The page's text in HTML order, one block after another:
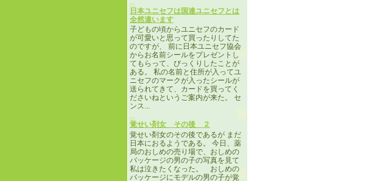
日本ユニセフは国連ユニセフとは
全然違います
子どもの頃からユニセフのカード
が可愛いと思って買ったりしてた
のですが、 前に日本ユニセフ協会
からお名前シールをプレゼントし
てもらって、びっくりしたことが
ある。 私の名前と住所が入ってユ
ニセフのマークが入ったシールが
送られてきて、カードを買ってく
ださいねというご案内が来た。 セ
ンス...
覚せい剤女 その後 ２
覚せい剤女のその後であるが まだ
日本におるようである。 今日、薬
局のおしめの売り場で、おしめの
パッケージの男の子の写真を見て
私は泣きたくなった。 おしめの
パッケージにモデルの男の子が覚